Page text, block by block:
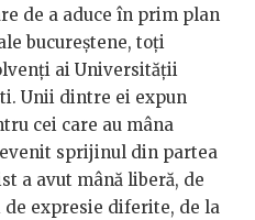
de a aduce în prim plan
bucureștene, toți
ai Universității
Unii dintre ei expun
cei care au mâna
sprijinul din partea
a avut mână liberă, de
de expresie diferite, de la